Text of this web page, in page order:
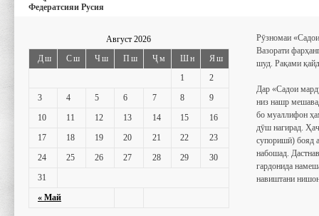
Федератсияи Русия
Август 2026
Дш
Сш Чш Пш Ҷм Шн Яш
« Май
1
2
3
4 5 6 7 8
9
10
11 12 13 14 15
16
17
18 19 20 21 22
23
24
25 26 27 28 29
30
31
Рӯзномаи
Вазорати
шуд. Рақами
Дар «Садои
низ нашр
бо муаллифон
дӯш нагирад.
супоришӣ) бояд
набошад.
гардонида
навиштани